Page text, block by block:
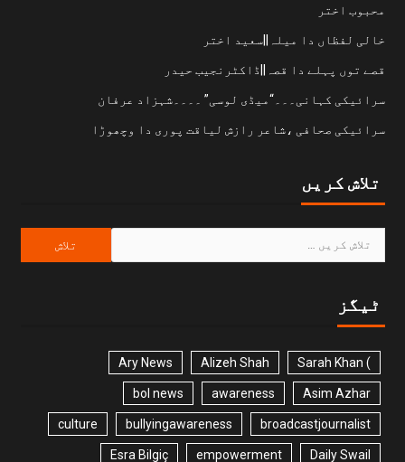
محبوب اختر
خالی لفظاں دا میلہ||سعید اختر
قصے توں پہلے دا قصہ||ڈاکٹرنجیب حیدر
سرائیکی کہانی۔۔۔“میڈی لوسی” ۔۔۔۔شہزاد عرفان
سرائیکی صحافی ،شاعر رازش لیاقت پوری دا وچھوڑا
تلاش کریں
ٹیگز
) Sarah Khan
Alizeh Shah
Ary News
Asim Azhar
awareness
bol news
broadcastjournalist
bullyingawareness
culture
Daily Swail
empowerment
Esra Bilgiç